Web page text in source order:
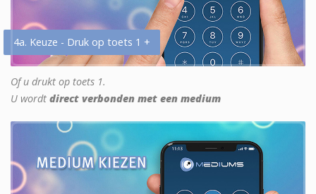
4a. Keuze - Druk op toets 1 +
Of u drukt op toets 1.
U wordt direct verbonden met een medium